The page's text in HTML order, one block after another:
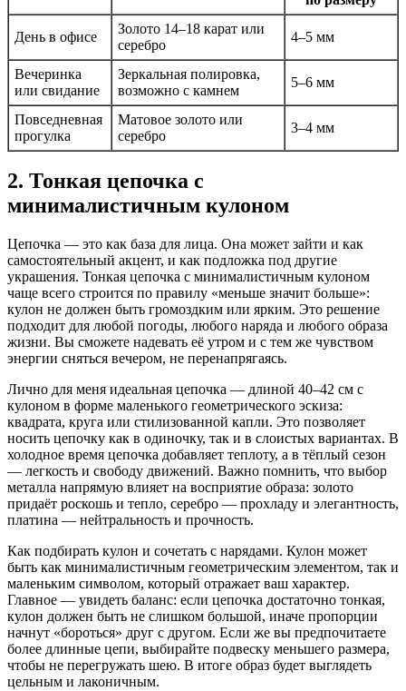
День в офисе
Золото 14–18 карат или
серебро
4–5 мм
Вечеринка
или свидание
Зеркальная полировка,
возможно с камнем
5–6 мм
Повседневная
прогулка
Матовое золото или
серебро
3–4 мм
2. Тонкая цепочка с
минималистичным кулоном
Цепочка — это как база для лица. Она может зайти и как
самостоятельный акцент, и как подложка под другие
украшения. Тонкая цепочка с минималистичным кулоном
чаще всего строится по правилу «меньше значит больше»:
кулон не должен быть громоздким или ярким. Это решение
подходит для любой погоды, любого наряда и любого образа
жизни. Вы сможете надевать её утром и с тем же чувством
энергии сняться вечером, не перенапрягаясь.
Лично для меня идеальная цепочка — длиной 40–42 см с
кулоном в форме маленького геометрического эскиза:
квадрата, круга или стилизованной капли. Это позволяет
носить цепочку как в одиночку, так и в слоистых вариантах. В
холодное время цепочка добавляет теплоту, а в тёплый сезон
— легкость и свободу движений. Важно помнить, что выбор
металла напрямую влияет на восприятие образа: золото
придаёт роскошь и тепло, серебро — прохладу и элегантность,
платина — нейтральность и прочность.
Как подбирать кулон и сочетать с нарядами. Кулон может
быть как минималистичным геометрическим элементом, так и
маленьким символом, который отражает ваш характер.
Главное — увидеть баланс: если цепочка достаточно тонкая,
кулон должен быть не слишком большой, иначе пропорции
начнут «бороться» друг с другом. Если же вы предпочитаете
более длинные цепи, выбирайте подвеску меньшего размера,
чтобы не перегружать шею. В итоге образ будет выглядеть
цельным и лаконичным.